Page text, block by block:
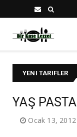
YENI TARIFLER
Kekler ve pastalar
YAŞ PASTA
Ocak 13, 2012